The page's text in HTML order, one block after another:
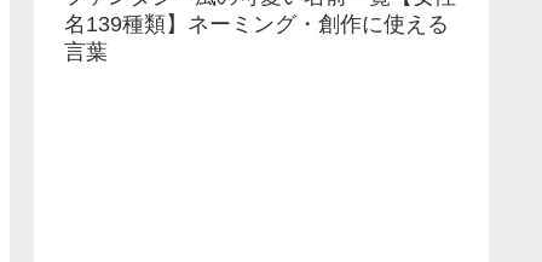
名139種類】ネーミング・創作に使える
言葉